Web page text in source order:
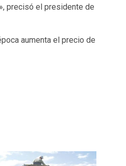
precisó el presidente de
aumenta el precio de